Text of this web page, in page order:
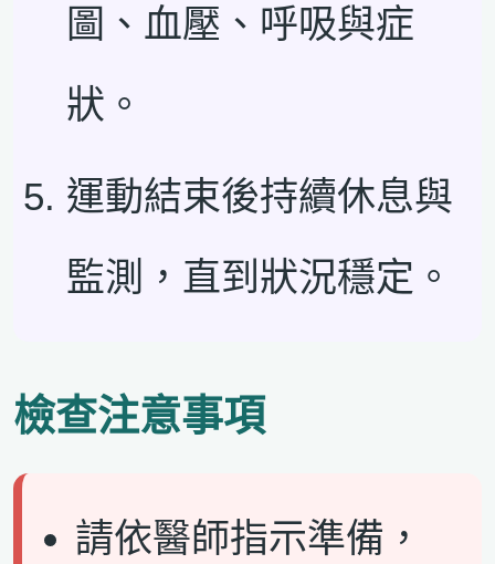
圖、血壓、呼吸與症
狀。
運動結束後持續休息與
監測，直到狀況穩定。
檢查注意事項
請依醫師指示準備，